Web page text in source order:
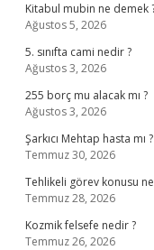
Kitabul mubin ne demek
Ağustos 5, 2026
5. sınıfta cami nedir ?
Ağustos 3, 2026
255 borç mu alacak mı ?
Ağustos 3, 2026
Şarkıcı Mehtap hasta mı ?
Temmuz 30, 2026
Tehlikeli görev konusu
Temmuz 28, 2026
Kozmik felsefe nedir ?
Temmuz 26, 2026